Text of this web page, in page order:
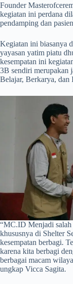
Founder
kegiatan ini perdana
pendamping dan
Kegiatan ini biasanya
yayasan yatim piatu
kesempatan ini
3B sendiri merupakan
Belajar, Berkarya, dan
“MC.ID Menjadi
khususnya di Shelter
kesempatan berbagi.
karena kita berbagi
berbagai macam
ungkap Vicca Sagita.